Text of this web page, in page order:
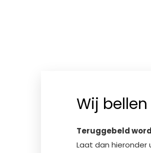
Wij
Teruggebeld
Laat dan hieronder